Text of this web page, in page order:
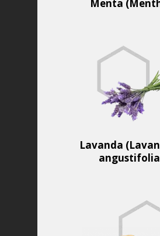
Menta
Lavanda